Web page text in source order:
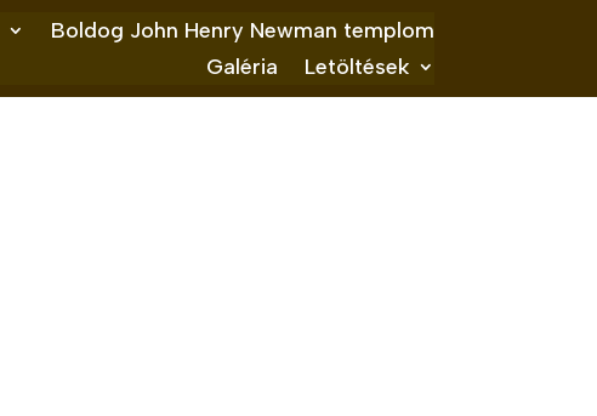
Boldog John Henry Newman templom
Galéria
Letöltések